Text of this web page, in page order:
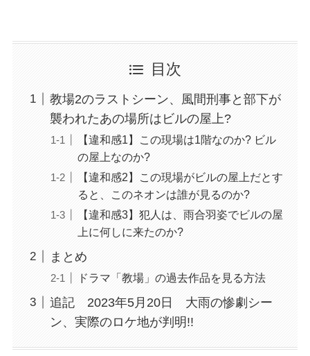
目次
教場2のラストシーン、風間刑事と部下が
襲われたあの場所はビルの屋上?
【違和感1】この現場は1階なのか? ビル
の屋上なのか?
【違和感2】この現場がビルの屋上だとす
ると、このネオンは誰が見るのか?
【違和感3】犯人は、雨合羽姿でビルの屋
上に何しに来たのか?
まとめ
ドラマ「教場」の過去作品を見る方法
追記 2023年5月20日 大雨の惨劇シー
ン、実際のロケ地が判明!!